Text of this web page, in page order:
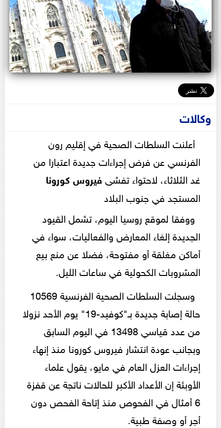
وكالات
أعلنت السلطات الصحية في إقليم رون
الفرنسي عن فرض إجراءات جديدة اعتبارا من
غد الثلاثاء، لاحتواء تفشى فيروس كورونا
المستجد في جنوب البلاد
ووفقا لموقع روسيا اليوم، تشمل القيود
الجديدة إلغاء المعارض والفعاليات، سواء في
أماكن مغلقة أو مفتوحة، فضلا عن منع بيع
المشروبات الكحولية في ساعات الليل.
وسجلت السلطات الصحية الفرنسية 10569
حالة إصابة جديدة بـ"كوفيد-19" يوم الأحد نزولا
من عدد قياسي 13498 في اليوم السابق
وبجانب عودة انتشار فيروس كورونا منذ إنهاء
إجراءات العزل العام في مايو، يقول علماء
الأوبئة إن الأعداد الأكبر للحالات ناتجة عن قفزة
6 أمثال في الفحوص منذ إتاحة الفحص دون
أجر أو وصفة طبية.